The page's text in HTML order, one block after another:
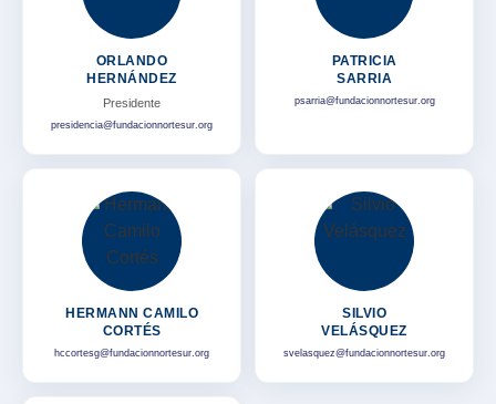
ORLANDO
HERNÁNDEZ
Presidente
presidencia@fundacionnortesur.org
PATRICIA
SARRIA
psarria@fundacionnortesur.org
HERMANN CAMILO
CORTÉS
hccortesg@fundacionnortesur.org
SILVIO
VELÁSQUEZ
svelasquez@fundacionnortesur.org